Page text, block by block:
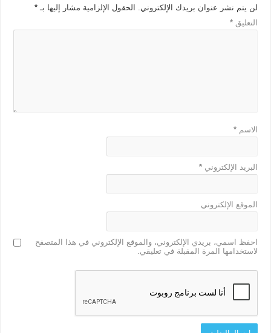
لن يتم نشر عنوان بريدك الإلكتروني. الحقول الإلزامية مشار إليها بـ*
التعليق*
الاسم*
البريد الإلكتروني*
الموقع الإلكتروني
احفظ اسمي، بريدي الإلكتروني، والموقع الإلكتروني في هذا المتصفح
لاستخدامها المرة المقبلة في تعليقي.